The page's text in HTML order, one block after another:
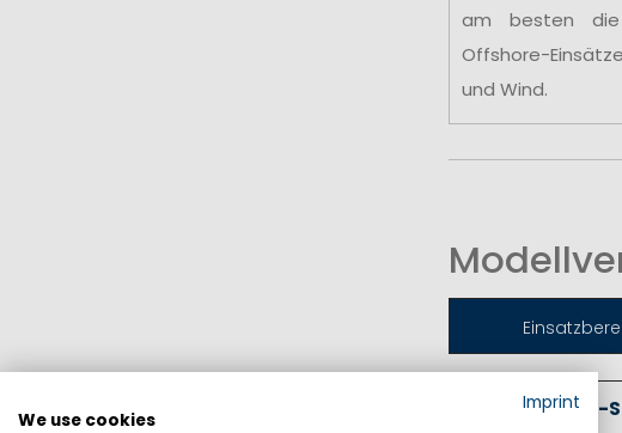
am besten
Offshore-
und Wind.
Jollen- & Skiff-
Imprint
We use cookies